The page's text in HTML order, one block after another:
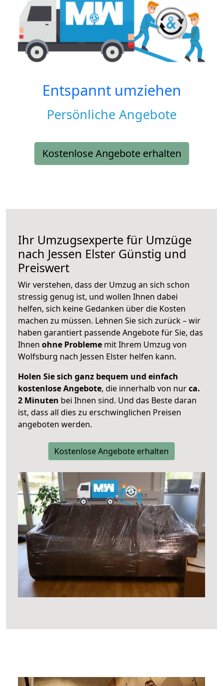
Entspannt umziehen
Persönliche Angebote
Kostenlose Angebote erhalten
Ihr Umzugsexperte für Umzüge
nach Jessen Elster Günstig und
Preiswert
Wir verstehen, dass der Umzug an sich schon
stressig genug ist, und wollen Ihnen dabei
helfen, sich keine Gedanken über die Kosten
machen zu müssen. Lehnen Sie sich zurück – wir
haben garantiert passende Angebote für Sie, das
Ihnen ohne Probleme mit Ihrem Umzug von
Wolfsburg nach Jessen Elster helfen kann.
Holen Sie sich ganz bequem und einfach
kostenlose Angebote, die innerhalb von nurca.
2 Minuten bei Ihnen sind. Und das Beste daran
ist, dass all dies zu erschwinglichen Preisen
angeboten werden.
Kostenlose Angebote erhalten